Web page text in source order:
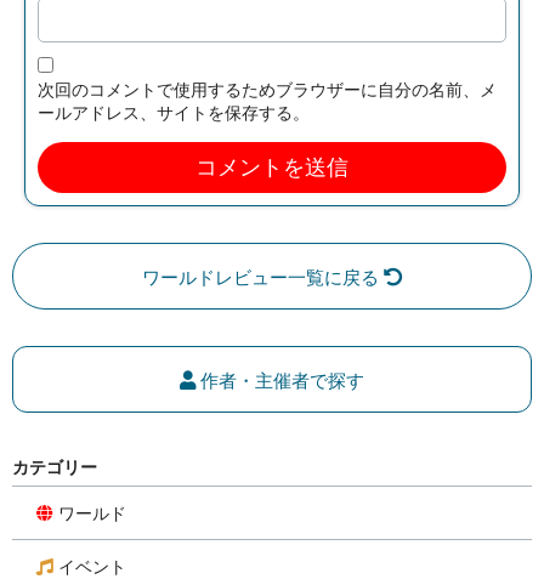
次回のコメントで使用するためブラウザーに自分の名前、メ
ールアドレス、サイトを保存する。
ワールドレビュー一覧に戻る
作者・主催者で探す
カテゴリー
ワールド
イベント